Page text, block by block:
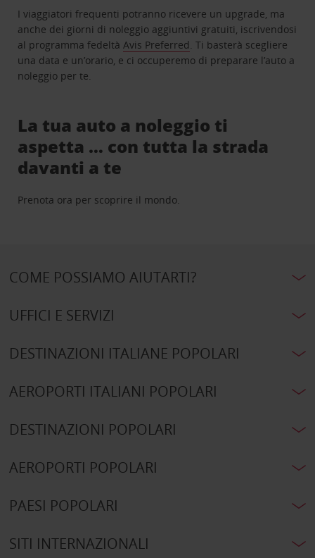
I viaggiatori frequenti potranno ricevere un upgrade, ma
anche dei giorni di noleggio aggiuntivi gratuiti, iscrivendosi
al programma fedeltàAvis Preferred. Ti basterà scegliere
una data e un’orario, e ci occuperemo di preparare l’auto a
noleggio per te.
La tua auto a noleggio ti
aspetta … con tutta la strada
davanti a te
Prenota ora per scoprire il mondo.
COME POSSIAMO AIUTARTI?
UFFICI E SERVIZI
DESTINAZIONI ITALIANE POPOLARI
AEROPORTI ITALIANI POPOLARI
DESTINAZIONI POPOLARI
AEROPORTI POPOLARI
PAESI POPOLARI
SITI INTERNAZIONALI